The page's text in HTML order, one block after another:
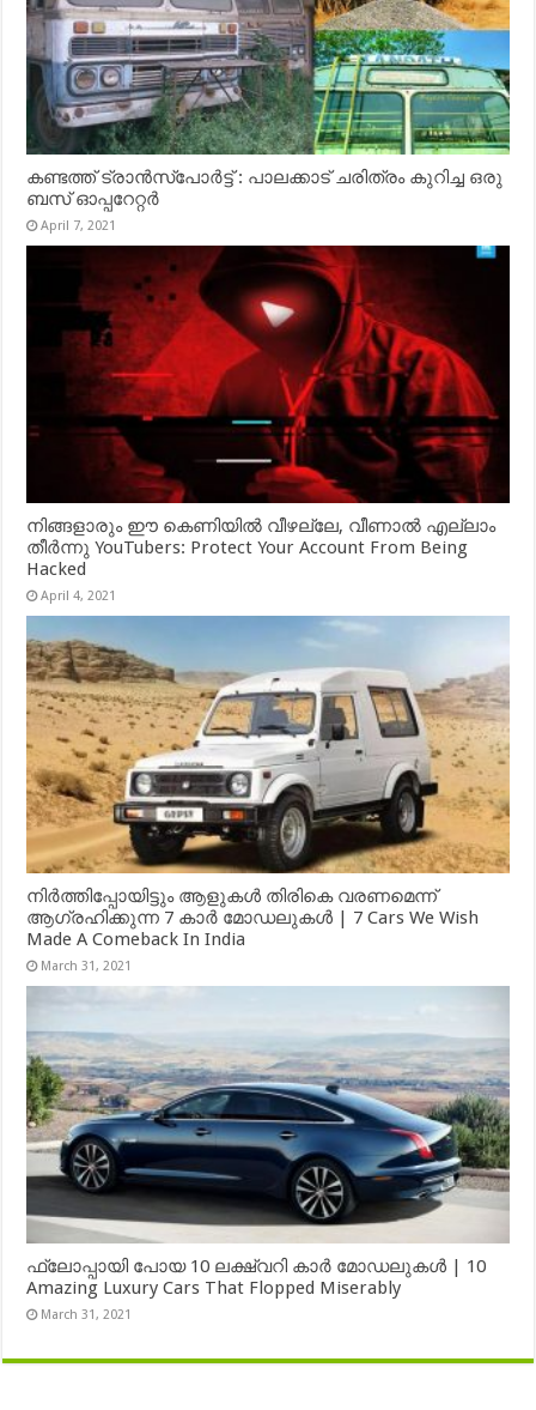
കണ്ടത്ത് ട്രാൻസ്‌പോർട്ട് : പാലക്കാട് ചരിത്രം കുറിച്ച ഒരു
ബസ് ഓപ്പറേറ്റർ
April 7, 2021
നിങ്ങളാരും ഈ കെണിയിൽ വീഴല്ലേ, വീണാൽ എല്ലാം
തീർന്നു YouTubers: Protect Your Account From Being
Hacked
April 4, 2021
നിർത്തിപ്പോയിട്ടും ആളുകൾ തിരികെ വരണമെന്ന്
ആഗ്രഹിക്കുന്ന 7 കാർ മോഡലുകൾ | 7 Cars We Wish
Made A Comeback In India
March 31, 2021
ഫ്ലോപ്പായി പോയ 10 ലക്ഷ്വറി കാർ മോഡലുകൾ | 10
Amazing Luxury Cars That Flopped Miserably
March 31, 2021